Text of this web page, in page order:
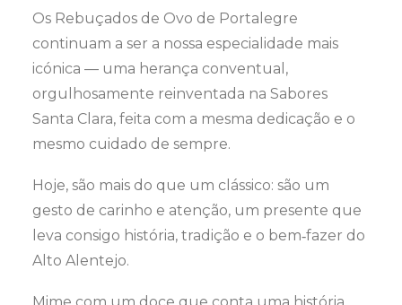
Os Rebuçados de Ovo de Portalegre
continuam a ser a nossa especialidade mais
icónica — uma herança conventual,
orgulhosamente reinventada na Sabores
Santa Clara, feita com a mesma dedicação e o
mesmo cuidado de sempre.
Hoje, são mais do que um clássico: são um
gesto de carinho e atenção, um presente que
leva consigo história, tradição e o bem‑fazer do
Alto Alentejo.